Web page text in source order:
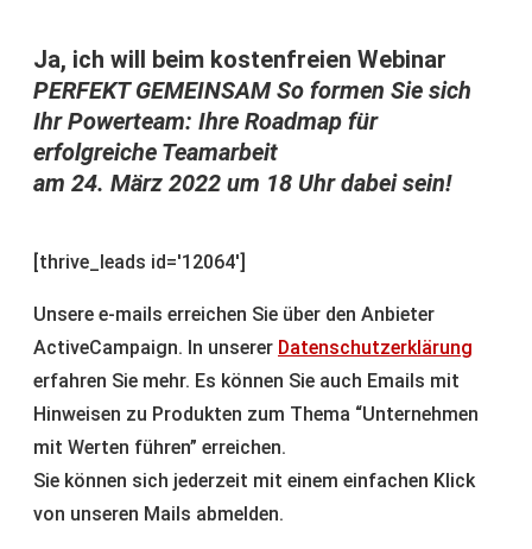
Ja, ich will beim kostenfreien Webinar
PERFEKT GEMEINSAM So formen Sie sich
Ihr Powerteam: Ihre Roadmap für
erfolgreiche Teamarbeit
am 24. März 2022 um 18 Uhr dabei sein!
[thrive_leads id='12064']
Unsere e-mails erreichen Sie über den Anbieter
ActiveCampaign. In unserer Datenschutzerklärung
erfahren Sie mehr. Es können Sie auch Emails mit
Hinweisen zu Produkten zum Thema “Unternehmen
mit Werten führen” erreichen.
Sie können sich jederzeit mit einem einfachen Klick
von unseren Mails abmelden.